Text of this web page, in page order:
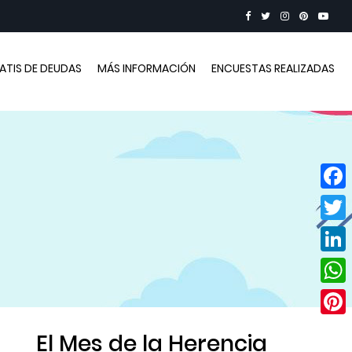
DE DEUDAS MÁS INFORMACIÓN ENCUESTAS REALIZADAS
El Mes de la Herencia